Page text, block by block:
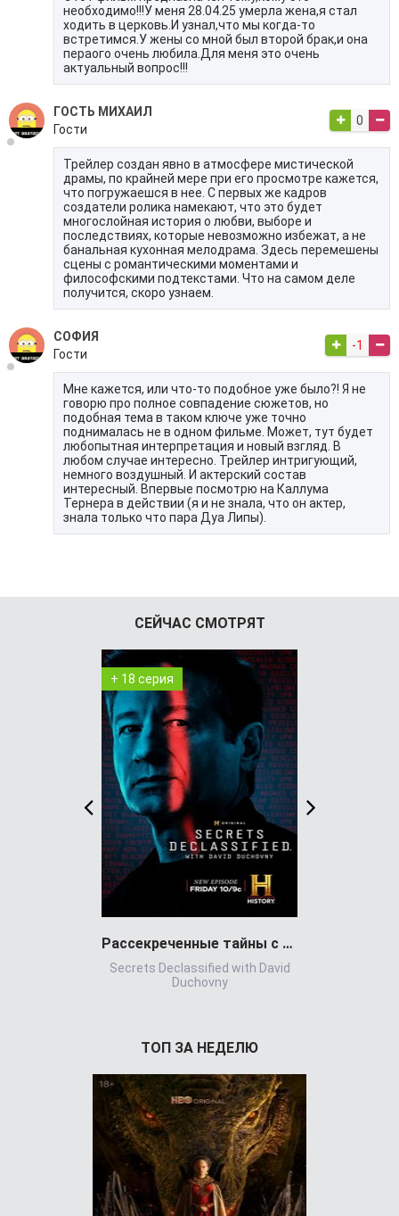
необходимо!!!У меня 28.04.25 умерла жена,я стал
ходить в церковь.И узнал,что мы когда-то
встретимся.У жены со мной был второй брак,и она
пераого очень любила.Для меня это очень
актуальный вопрос!!!
ГОСТЬ МИХАИЛ
Гости
0
Трейлер создан явно в атмосфере мистической
драмы, по крайней мере при его просмотре кажется,
что погружаешся в нее. С первых же кадров
создатели ролика намекают, что это будет
многослойная история о любви, выборе и
последствиях, которые невозможно избежат, а не
банальная кухонная мелодрама. Здесь перемешены
сцены с романтическими моментами и
философскими подтекстами. Что на самом деле
получится, скоро узнаем.
СОФИЯ
Гости
-1
Мне кажется, или что-то подобное уже было?! Я не
говорю про полное совпадение сюжетов, но
подобная тема в таком ключе уже точно
поднималась не в одном фильме. Может, тут будет
любопытная интерпретация и новый взгляд. В
любом случае интересно. Трейлер интригующий,
немного воздушный. И актерский состав
интересный. Впервые посмотрю на Каллума
Тернера в действии (я и не знала, что он актер,
знала только что пара Дуа Липы).
СЕЙЧАС СМОТРЯТ
+ 18 серия
Рассекреченные тайны с Дэвидом Духовны
Secrets Declassified with David
Duchovny
ТОП ЗА НЕДЕЛЮ